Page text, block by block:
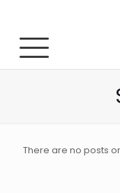
There are no posts